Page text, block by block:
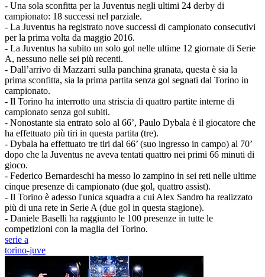
- Una sola sconfitta per la Juventus negli ultimi 24 derby di
campionato: 18 successi nel parziale.
- La Juventus ha registrato nove successi di campionato consecutivi
per la prima volta da maggio 2016.
- La Juventus ha subito un solo gol nelle ultime 12 giornate di Serie
A, nessuno nelle sei più recenti.
- Dall’arrivo di Mazzarri sulla panchina granata, questa è sia la
prima sconfitta, sia la prima partita senza gol segnati dal Torino in
campionato.
- Il Torino ha interrotto una striscia di quattro partite interne di
campionato senza gol subiti.
- Nonostante sia entrato solo al 66’, Paulo Dybala è il giocatore che
ha effettuato più tiri in questa partita (tre).
- Dybala ha effettuato tre tiri dal 66’ (suo ingresso in campo) al 70’
dopo che la Juventus ne aveva tentati quattro nei primi 66 minuti di
gioco.
- Federico Bernardeschi ha messo lo zampino in sei reti nelle ultime
cinque presenze di campionato (due gol, quattro assist).
- Il Torino è adesso l'unica squadra a cui Alex Sandro ha realizzato
più di una rete in Serie A (due gol in questa stagione).
- Daniele Baselli ha raggiunto le 100 presenze in tutte le
competizioni con la maglia del Torino.
serie a
torino-juve